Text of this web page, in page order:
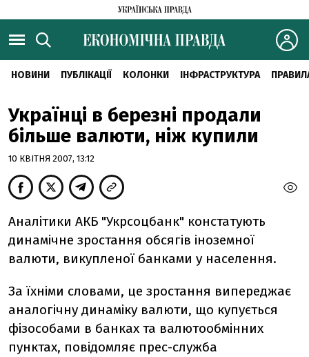
НОВИНИ ПУБЛІКАЦІЇ КОЛОНКИ ІНФРАСТРУКТУРА
Українці в березні продали
більше валюти, ніж купили
10 КВІТНЯ 2007, 13:12
Аналітики АКБ "Укрсоцбанк" констатують
динамічне зростання обсягів іноземної
валюти, викупленої банками у населення.
За їхніми словами, це зростання випереджає
аналогічну динаміку валюти, що купується
фізособами в банках та валютообмінних
пунктах, повідомляє прес-служба